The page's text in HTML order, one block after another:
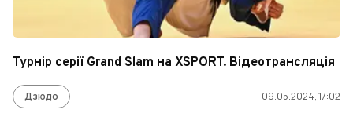
Турнір серії Grand Slam на XSPORT. Відеотрансляція
Дзюдо 09.05.2024, 17:02